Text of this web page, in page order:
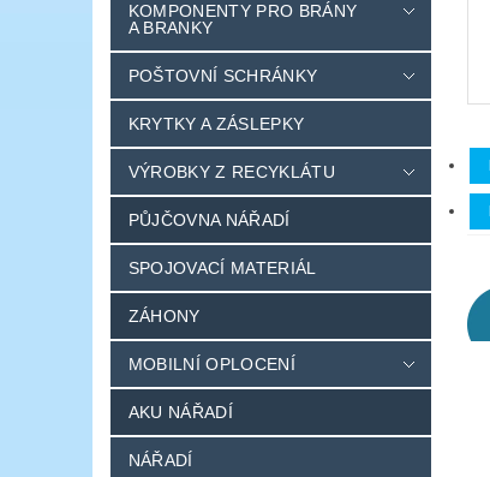
KOMPONENTY PRO BRÁNY
A BRANKY
POŠTOVNÍ SCHRÁNKY
KRYTKY A ZÁSLEPKY
VÝROBKY Z RECYKLÁTU
PŮJČOVNA NÁŘADÍ
SPOJOVACÍ MATERIÁL
ZÁHONY
MOBILNÍ OPLOCENÍ
AKU NÁŘADÍ
NÁŘADÍ